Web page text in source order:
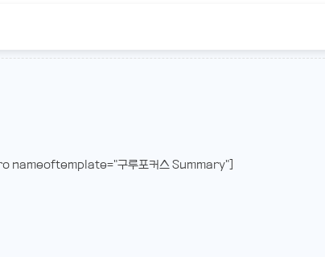
구루포커스 Summary"]